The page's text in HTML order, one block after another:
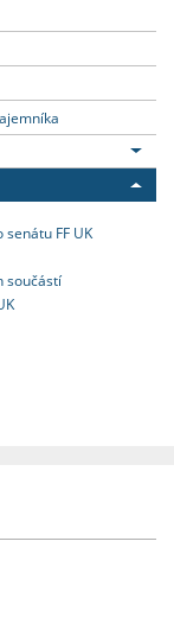
FF UK
součástí